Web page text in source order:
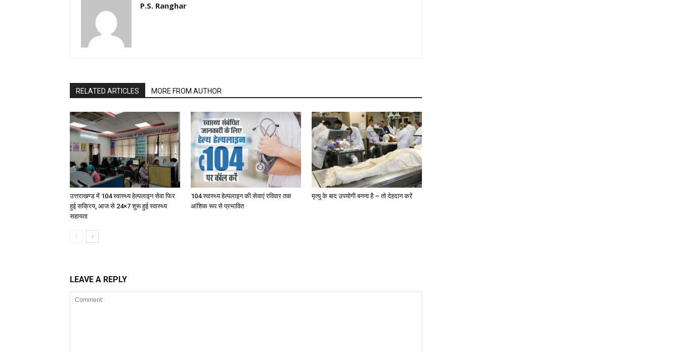
P.S. Ranghar
RELATED ARTICLES MORE FROM AUTHOR
उत्तराखण्ड में 104 स्वास्थ्य हेल्पलाइन सेवा फिर
हुई सक्रिय, आज से 24×7 शुरू हुई स्वास्थ्य
सहायता
104 स्वास्थ्य हेल्पलाइन की सेवाएं रविवार तक
आंशिक रूप से प्रभावित
मृत्यु के बाद उपयोगी बनना है – तो देहदान करें
LEAVE A REPLY